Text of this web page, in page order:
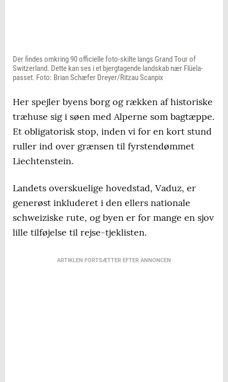
Der findes omkring 90 officielle foto-skilte langs Grand Tour of
Switzerland. Dette kan ses i et bjergtagende landskab nær Flüela-
passet. Foto: Brian Schæfer Dreyer/Ritzau Scanpix
Her spejler byens borg og rækken af historiske
træhuse sig i søen med Alperne som bagtæppe.
Et obligatorisk stop, inden vi for en kort stund
ruller ind over grænsen til fyrstendømmet
Liechtenstein.
Landets overskuelige hovedstad, Vaduz, er
generøst inkluderet i den ellers nationale
schweiziske rute, og byen er for mange en sjov
lille tilføjelse til rejse-tjeklisten.
ARTIKLEN FORTSÆTTER EFTER ANNONCEN